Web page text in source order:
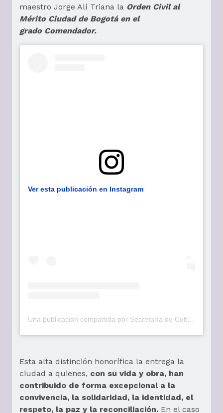
maestro Jorge Alí Triana la Orden Civil al
Mérito Ciudad de Bogotá en el
grado Comendador.
Ver esta publicación en Instagram
Esta alta distinción honorífica la entrega la
ciudad a quienes, con su vida y obra, han
contribuido de forma excepcional a la
convivencia, la solidaridad, la identidad, el
respeto, la paz y la reconciliación. En el caso